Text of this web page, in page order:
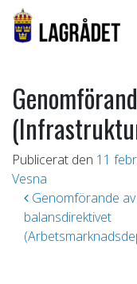
Publicerat den 11
Vesna
Genomförande av
balansdirektivet